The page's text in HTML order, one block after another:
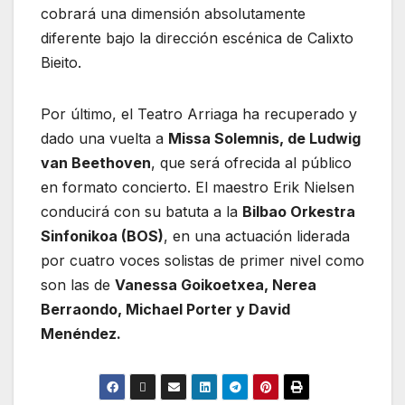
cobrará una dimensión absolutamente
diferente bajo la dirección escénica de Calixto
Bieito.
Por último, el Teatro Arriaga ha recuperado y
dado una vuelta a Missa Solemnis, de Ludwig
van Beethoven, que será ofrecida al público
en formato concierto. El maestro Erik Nielsen
conducirá con su batuta a la Bilbao Orkestra
Sinfonikoa (BOS), en una actuación liderada
por cuatro voces solistas de primer nivel como
son las de Vanessa Goikoetxea, Nerea
Berraondo, Michael Porter y David
Menéndez.